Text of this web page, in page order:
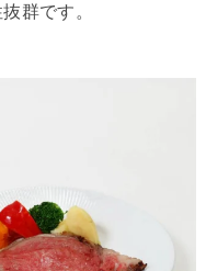
群です。